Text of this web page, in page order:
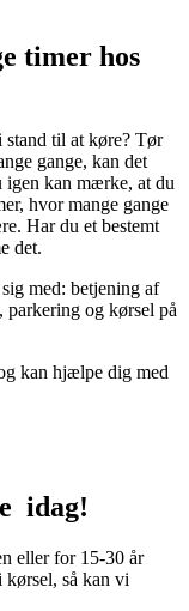
timer hos
til at køre? Tør
gange, kan det
igen kan mærke, at du
hvor mange gange
Har du et bestemt
det.
med: betjening af
og kørsel på
kan hjælpe dig med
idag!
eller for 15-30 år
kørsel, så kan vi